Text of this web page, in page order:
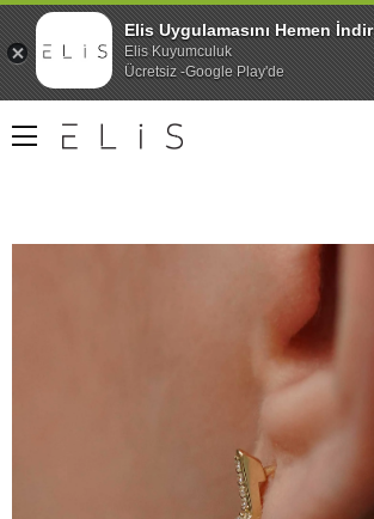
Elis Uygulamasını Hemen İndir
Elis Kuyumculuk
Ücretsiz -Google Play'de